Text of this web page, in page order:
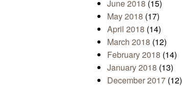
June 2018 (15)
May 2018 (17)
April 2018 (14)
March 2018 (12)
February 2018 (14)
January 2018 (13)
December 2017 (12)